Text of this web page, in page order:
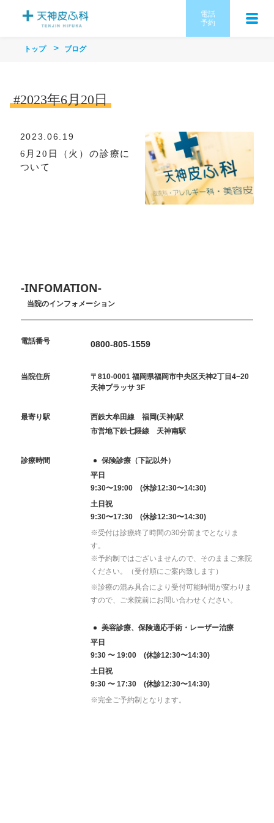
電話
予約
トップ ブログ
#2023年6月20日
2023.06.19
6月20日（火）の診療に
ついて
-INFOMATION-
当院のインフォメーション
電話番号 0800-805-1559
当院住所
〒810-0001 福岡県福岡市中央区天神2丁目4−20
天神プラッサ 3F
最寄り駅
西鉄大牟田線 福岡(天神)駅
市営地下鉄七隈線 天神南駅
診療時間
保険診療（下記以外）
平日
9:30〜19:00 (休診12:30〜14:30)
土日祝
9:30〜17:30 (休診12:30〜14:30)
※受付は診療終了時間の30分前までとなりま
す。
※予約制ではございませんので、そのままご来院
ください。（受付順にご案内致します）
※診療の混み具合により受付可能時間が変わりま
すので、ご来院前にお問い合わせください。
美容診療、保険適応手術・レーザー治療
平日
9:30 〜 19:00 (休診12:30〜14:30)
土日祝
9:30 〜 17:30 (休診12:30〜14:30)
※完全ご予約制となります。